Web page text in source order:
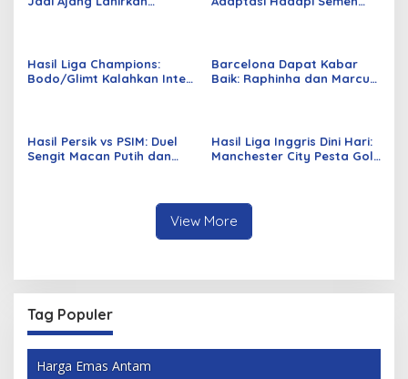
Hasil Liga Champions:
Bodo/Glimt Kalahkan Inter
Barcelona Dapat Kabar
Baik: Raphinha dan Marcus
Hasil Persik vs PSIM: Duel
Sengit Macan Putih dan
Hasil Liga Inggris Dini Hari:
Manchester City Pesta Gol
View More
Tag Populer
Harga Emas Antam